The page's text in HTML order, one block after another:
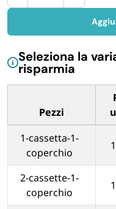
BIODEGRADABILE
per
con
30x40x10
cm
Seleziona la
risparmia
Tabella dei prezzi
Pezzi
1-cassetta-1-
coperchio
2-cassette-1-
coperchio